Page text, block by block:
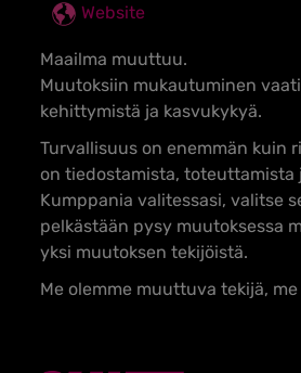
Website
Maailma muuttuu.
Muutoksiin mukautuminen
kehittymistä ja kasvukykyä.
Turvallisuus on enemmän kuin
on tiedostamista, toteuttamista
Kumppania valitessasi, valitse
pelkästään pysy muutoksessa
yksi muutoksen tekijöistä.
Me olemme muuttuva tekijä, me